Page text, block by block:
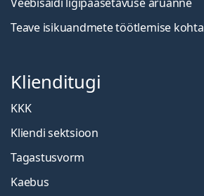
Teave isikuandmete töötlemise kohta
Klienditugi
KKK
Kliendi sektsioon
Tagastusvorm
Kaebus